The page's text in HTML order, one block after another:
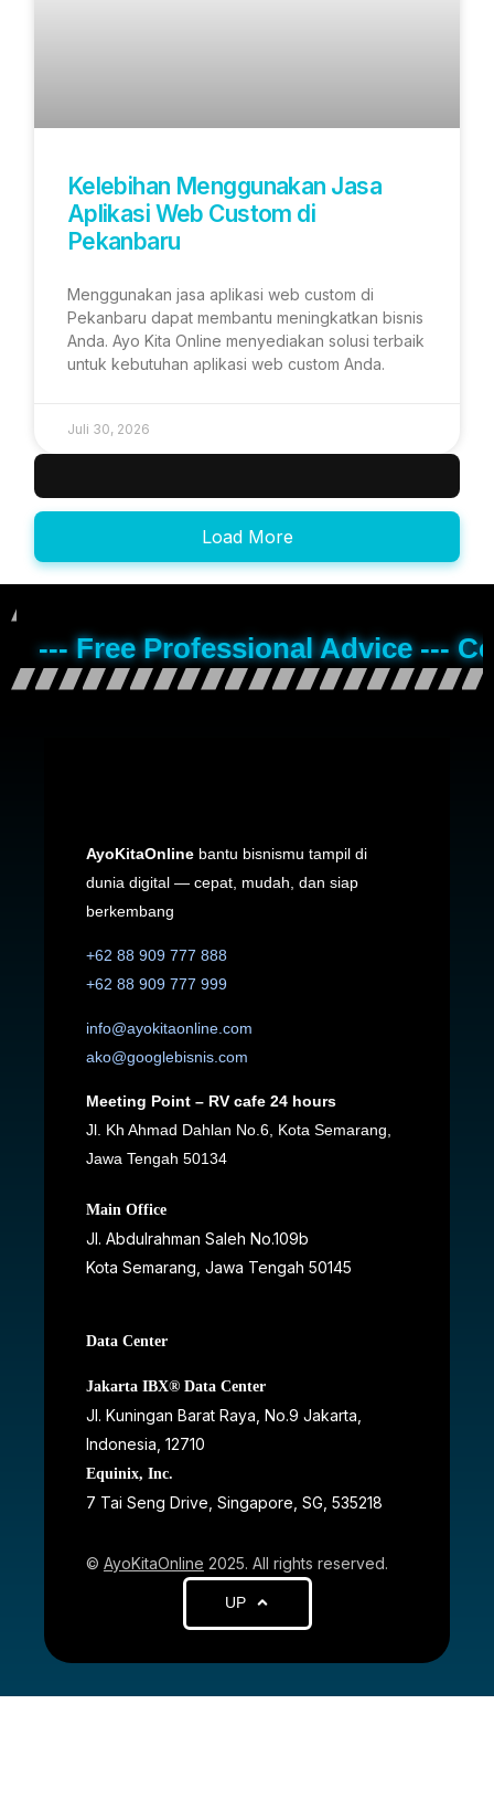
Kelebihan Menggunakan Jasa
Aplikasi Web Custom di
Pekanbaru
Menggunakan jasa aplikasi web custom di
Pekanbaru dapat membantu meningkatkan bisnis
Anda. Ayo Kita Online menyediakan solusi terbaik
untuk kebutuhan aplikasi web custom Anda.
Juli 30, 2026
Load More
--- Free Professional Advice ---
AyoKitaOnlinebantu bisnismu tampil di
dunia digital — cepat, mudah, dan siap
berkembang
+62 88 909 777 888
+62 88 909 777 999
info@ayokitaonline.com
ako@googlebisnis.com
Meeting Point – RV cafe 24 hours
Jl. Kh Ahmad Dahlan No.6, Kota Semarang,
Jawa Tengah 50134
Main Office
Jl. Abdulrahman Saleh No.109b
Kota Semarang, Jawa Tengah 50145
Data Center
Jakarta IBX® Data Center
JI. Kuningan Barat Raya, No.9 Jakarta,
Indonesia, 12710
Equinix, Inc.
7 Tai Seng Drive, Singapore, SG, 535218
© AyoKitaOnline 2025. All rights reserved.
UP